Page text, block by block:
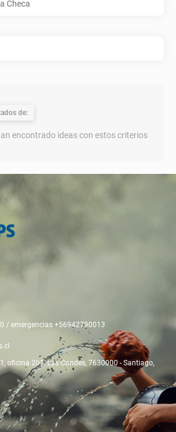
de:
encontrado ideas con estos criterios
/ emergencias +56942790013
oficina 201, Las Condes , 7630000 - Santiago,